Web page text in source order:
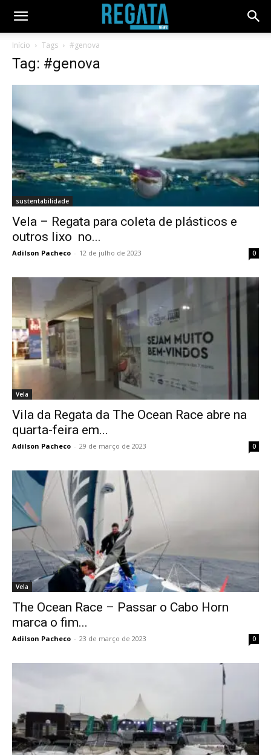
Início Tags #genova
Tag: #genova
sustentabilidade
Vela – Regata para coleta de plásticos e
outros lixo no...
Adilson Pacheco - 12 de julho de 2023 0
Vela
Vila da Regata da The Ocean Race abre na
quarta-feira em...
Adilson Pacheco - 29 de março de 2023 0
Vela
The Ocean Race – Passar o Cabo Horn
marca o fim...
Adilson Pacheco - 23 de março de 2023 0